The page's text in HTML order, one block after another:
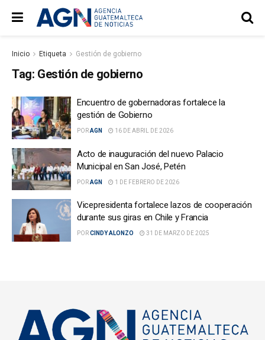
Inicio Etiqueta Gestión de gobierno
Tag: Gestión de gobierno
Encuentro de gobernadoras fortalece la
gestión de Gobierno
PORAGN 16 DE ABRIL DE 2026
Acto de inauguración del nuevo Palacio
Municipal en San José, Petén
PORAGN 1 DE FEBRERO DE 2026
Vicepresidenta fortalece lazos de cooperación
durante sus giras en Chile y Francia
PORCINDY ALONZO 31 DE MARZO DE 2025